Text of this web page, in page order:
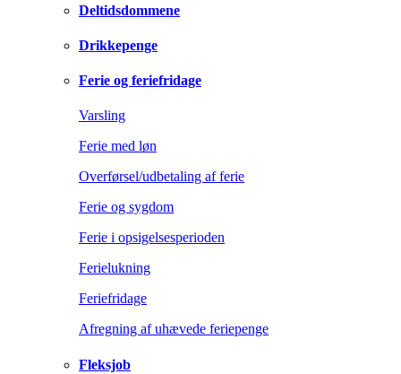
Deltidsdommene
Drikkepenge
Ferie og feriefridage
Varsling
Ferie med løn
Overførsel/udbetaling af ferie
Ferie og sygdom
Ferie i opsigelsesperioden
Ferielukning
Feriefridage
Afregning af uhævede feriepenge
Fleksjob